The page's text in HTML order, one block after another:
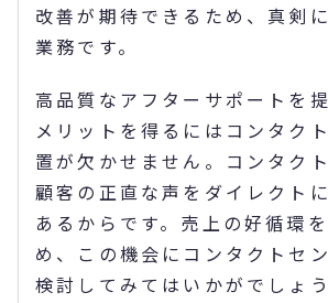
改善が期待できるため、真剣
業務です。
高品質なアフターサポートを
メリットを得るにはコンタク
置が欠かせません。コンタク
顧客の正直な声をダイレクト
あるからです。売上の好循環
め、この機会にコンタクトセ
検討してみてはいかがでしょう